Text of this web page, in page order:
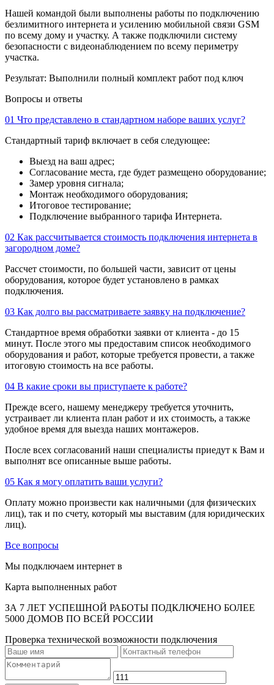
Нашей командой были выполнены работы по подключению
безлимитного интернета и усилению мобильной связи GSM
по всему дому и участку. А также подключили систему
безопасности с видеонаблюдением по всему периметру
участка.
Результат: Выполнили полный комплект работ под ключ
Вопросы и ответы
01 Что представлено в стандартном наборе ваших услуг?
Стандартный тариф включает в себя следующее:
Выезд на ваш адрес;
Согласование места, где будет размещено оборудование;
Замер уровня сигнала;
Монтаж необходимого оборудования;
Итоговое тестирование;
Подключение выбранного тарифа Интернета.
02 Как рассчитывается стоимость подключения интернета в
загородном доме?
Рассчет стоимости, по большей части, зависит от цены
оборудования, которое будет установлено в рамках
подключения.
03 Как долго вы рассматриваете заявку на подключение?
Стандартное время обработки заявки от клиента - до 15
минут. После этого мы предоставим список необходимого
оборудования и работ, которые требуется провести, а также
итоговую стоимость на все работы.
04 В какие сроки вы приступаете к работе?
Прежде всего, нашему менеджеру требуется уточнить,
устраивает ли клиента план работ и их стоимость, а также
удобное время для выезда наших монтажеров.
После всех согласований наши специалисты приедут к Вам и
выполнят все описанные выше работы.
05 Как я могу оплатить ваши услуги?
Оплату можно произвести как наличными (для физических
лиц), так и по счету, который мы выставим (для юридических
лиц).
Все вопросы
Мы подключаем интернет в
Карта выполненных работ
ЗА 7 ЛЕТ УСПЕШНОЙ РАБОТЫ ПОДКЛЮЧЕНО БОЛЕЕ
5000 ДОМОВ ПО ВСЕЙ РОССИИ
Проверка технической возможности подключения